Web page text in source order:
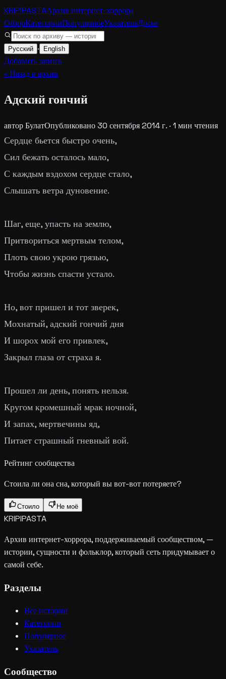
KRIPIPASTAАрхив интернет-хоррора
ОбзорКатегорииПопулярноеУказательДосье
Русский · English
Добавить запись
‹ Назад в архив
Адский гончий
авторБулатОпубликовано30 сентября 2014 г. · 1 мин чтения
Сердце бьется быстро очень,
Сил бежать осталось мало,
С каждым вздохом сердце стало,
Слышать ветра дуновение.
Шаг, еще, упасть на землю,
Притвориться мертвым телом,
Плоть свою укрою грязью,
Чтобы жизнь спасти устало.
Но, вот пришел и тот зверек,
Мохнатый, адский гончий дня
И шорох мой его привлек,
Закрыл глаза от страха я.
Прошел ли день, понять нельзя.
Кругом кромешный мрак ночной,
И запах, мертвечины яд,
Питает страшный гневный вой.
Рейтинг сообщества
Стоила ли она сна, который вы вот-вот потеряете?
Стоило Не моё
KRIPIPASTA
Архив интернет-хоррора, поддерживаемый сообществом, —
истории, сущности и фольклор, который сеть придумывает о
самой себе.
Разделы
Все истории
Категории
Популярное
Указатель
Сообщество